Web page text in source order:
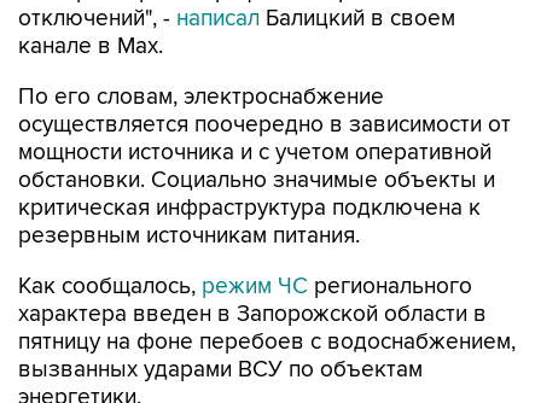
отключений", - написал Балицкий в своем
канале в Max.
По его словам, электроснабжение
осуществляется поочередно в зависимости от
мощности источника и с учетом оперативной
обстановки. Социально значимые объекты и
критическая инфраструктура подключена к
резервным источникам питания.
Как сообщалось, режим ЧС регионального
характера введен в Запорожской области в
пятницу на фоне перебоев с водоснабжением,
вызванных ударами ВСУ по объектам
энергетики.